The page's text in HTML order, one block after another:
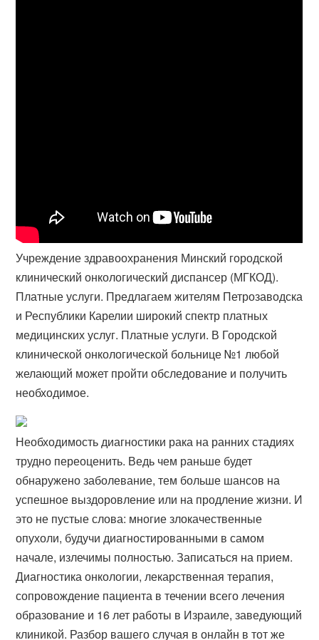
Учреждение здравоохранения Минский городской
клинический онкологический диспансер (МГКОД).
Платные услуги. Предлагаем жителям Петрозаводска
и Республики Карелии широкий спектр платных
медицинских услуг. Платные услуги. В Городской
клинической онкологической больнице №1 любой
желающий может пройти обследование и получить
необходимое.
Необходимость диагностики рака на ранних стадиях
трудно переоценить. Ведь чем раньше будет
обнаружено заболевание, тем больше шансов на
успешное выздоровление или на продление жизни. И
это не пустые слова: многие злокачественные
опухоли, будучи диагностированными в самом
начале, излечимы полностью. Записаться на прием.
Диагностика онкологии, лекарственная терапия,
сопровождение пациента в течении всего лечения
образование и 16 лет работы в Израиле, заведующий
клиникой. Разбор вашего случая в онлайн в тот же